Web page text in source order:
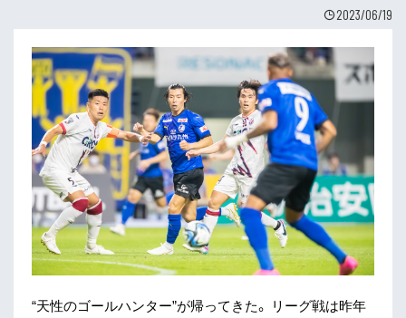
2023/06/19
“天性のゴールハンター”が帰ってきた。 リーグ戦は昨年